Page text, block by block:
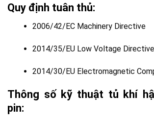
Quy định tuân thủ:
2006/42/EC Machinery Directive
2014/35/EU Low Voltage Directive
2014/30/EU Electromagnetic
Thông số kỹ thuật tủ khí
pin: